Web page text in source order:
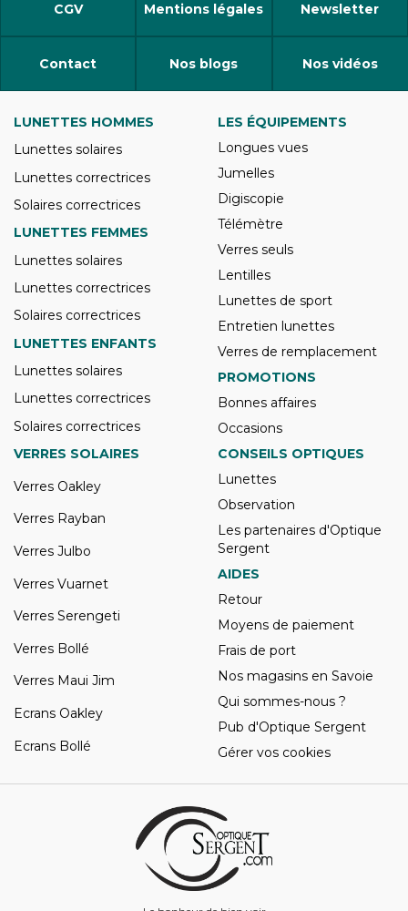
CGV Mentions légales Newsletter
Contact Nos blogs Nos vidéos
LUNETTES HOMMES
Lunettes solaires
Lunettes correctrices
Solaires correctrices
LUNETTES FEMMES
Lunettes solaires
Lunettes correctrices
Solaires correctrices
LUNETTES ENFANTS
Lunettes solaires
Lunettes correctrices
Solaires correctrices
LES ÉQUIPEMENTS
Longues vues
Jumelles
Digiscopie
Télémètre
Verres seuls
Lentilles
Lunettes de sport
Entretien lunettes
Verres de remplacement
PROMOTIONS
Bonnes affaires
Occasions
VERRES SOLAIRES
Verres Oakley
Verres Rayban
Verres Julbo
Verres Vuarnet
Verres Serengeti
Verres Bollé
Verres Maui Jim
Ecrans Oakley
Ecrans Bollé
CONSEILS OPTIQUES
Lunettes
Observation
Les partenaires d'Optique
Sergent
AIDES
Retour
Moyens de paiement
Frais de port
Nos magasins en Savoie
Qui sommes-nous ?
Pub d'Optique Sergent
Gérer vos cookies